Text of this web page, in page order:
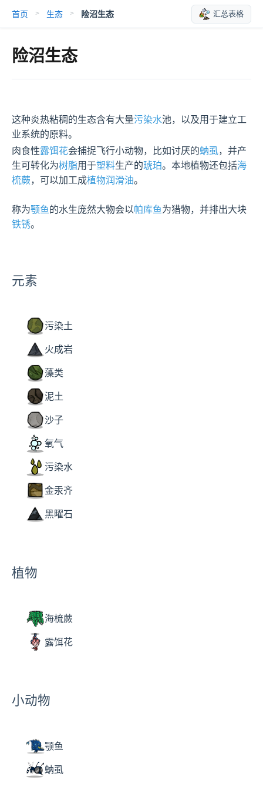
首页 > 生态 > 险沼生态 汇总表格
险沼生态
这种炎热粘稠的生态含有大量污染水池，以及用于建立工
业系统的原料。
肉食性露饵花会捕捉飞行小动物，比如讨厌的蚋虱，并产
生可转化为树脂用于塑料生产的琥珀。本地植物还包括海
梳蕨，可以加工成植物润滑油。
称为颚鱼的水生庞然大物会以帕库鱼为猎物，并排出大块
铁锈。
元素
污染土
火成岩
藻类
泥土
沙子
氧气
污染水
金汞齐
黑曜石
植物
海梳蕨
露饵花
小动物
颚鱼
蚋虱